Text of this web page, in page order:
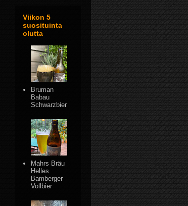
Viikon 5
suosituinta
olutta
Bruman
Babau
Schwarzbier
Mahrs Bräu
Helles
Bamberger
Vollbier